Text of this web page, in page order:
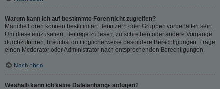
Warum kann ich auf bestimmte Foren nicht zugreifen?
Manche Foren können bestimmten Benutzern oder Gruppen vorbehalten sein.
Um diese einzusehen, Beiträge zu lesen, zu schreiben oder andere Vorgänge
durchzuführen, brauchst du möglicherweise besondere Berechtigungen. Frage
einen Moderator oder Administrator nach entsprechenden Berechtigungen.
Nach oben
Weshalb kann ich keine Dateianhänge anfügen?